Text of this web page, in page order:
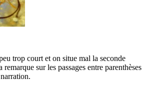
trop court et on situe mal la seconde
remarque sur les passages entre parenthèses